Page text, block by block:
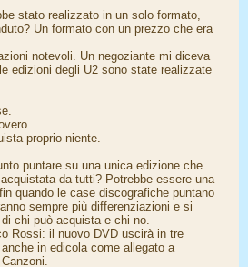
stato realizzato in un solo formato,
Un formato con un prezzo che era
notevoli. Un negoziante mi diceva
edizioni degli U2 sono state realizzate
proprio niente.
puntare su una unica edizione che
da tutti? Potrebbe essere una
quando le case discografiche puntano
sempre più differenziazioni e si
chi può acquista e chi no.
Rossi: il nuovo DVD uscirà in tre
in edicola come allegato a